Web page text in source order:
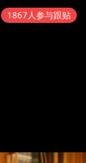
1867人参与跟贴